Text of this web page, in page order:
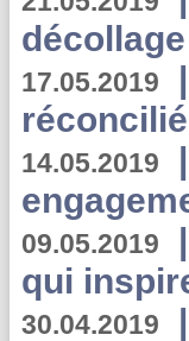
17.05.2019 |
14.05.2019 |
09.05.2019 |
qui
30.04.2019 |